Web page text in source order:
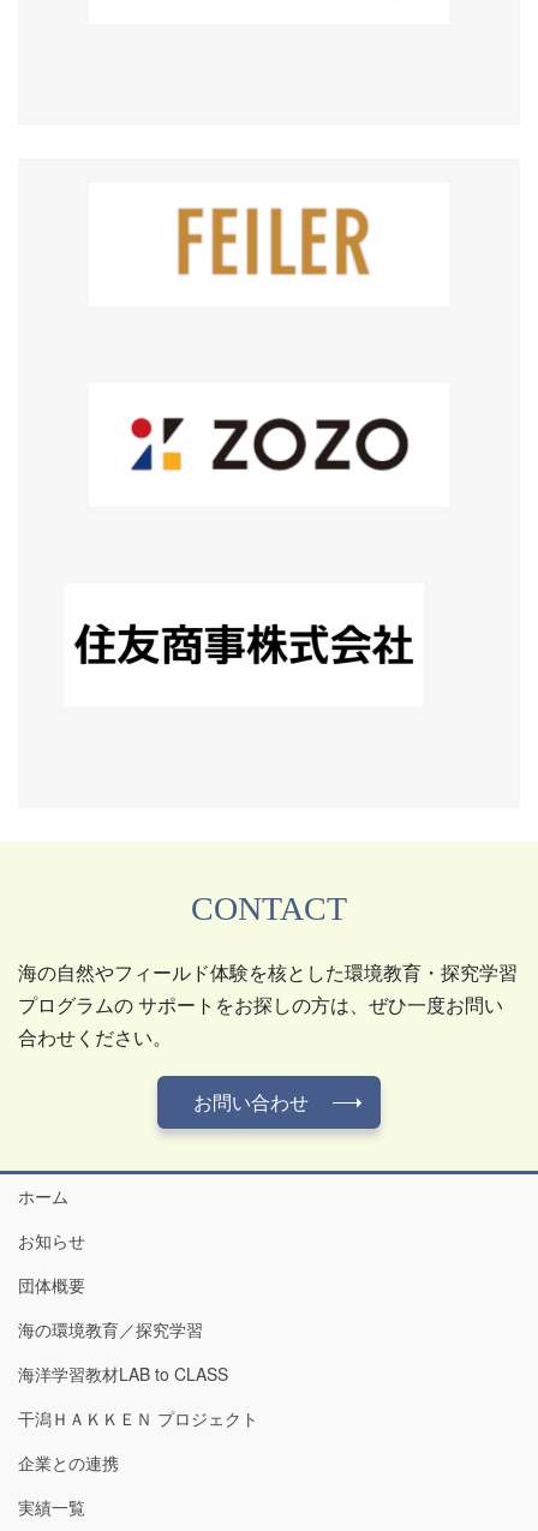
CONTACT
海の自然やフィールド体験を核とした環境教育・探究学習
プログラムの サポートをお探しの方は、ぜひ一度お問い
合わせください。
お問い合わせ
ホーム
お知らせ
団体概要
海の環境教育／探究学習
海洋学習教材LAB to CLASS
干潟ＨＡＫＫＥＮ プロジェクト
企業との連携
実績一覧